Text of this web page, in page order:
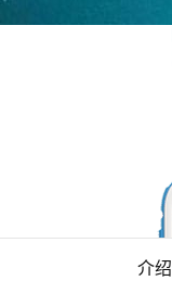
介绍